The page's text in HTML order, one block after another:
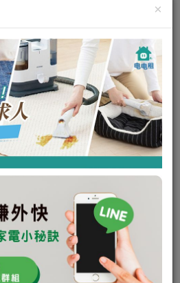
氣清潔機
的手持工具，可清除高達
×